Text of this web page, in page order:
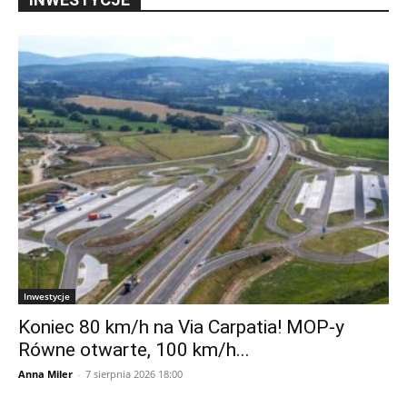
Inwestycje
Koniec 80 km/h na Via Carpatia! MOP-y
Równe otwarte, 100 km/h...
Anna Miler - 7 sierpnia 2026 18:00